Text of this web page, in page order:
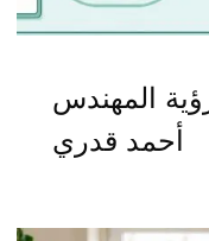
المهندس
أحمد قدري